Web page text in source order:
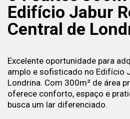
Edifício Jabur
Central de
Excelente oportunidade para
amplo e sofisticado no Edifício
Londrina. Com 300m² de área
oferece conforto, espaço e
busca um lar diferenciado.